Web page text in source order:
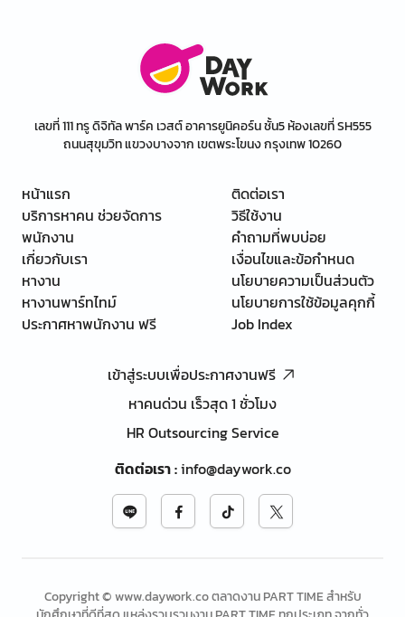
เลขที่ 111 ทรู ดิจิทัล พาร์ค เวสต์ อาคารยูนิคอร์น ชั้น5 ห้องเลขที่ SH555
ถนนสุขุมวิท แขวงบางจาก เขตพระโขนง กรุงเทพ 10260
หน้าแรก
บริการหาคน ช่วยจัดการ
พนักงาน
เกี่ยวกับเรา
หางาน
หางานพาร์ทไทม์
ประกาศหาพนักงาน ฟรี
ติดต่อเรา
วิธีใช้งาน
คำถามที่พบบ่อย
เงื่อนไขและข้อกำหนด
นโยบายความเป็นส่วนตัว
นโยบายการใช้ข้อมูลคุกกี้
Job Index
เข้าสู่ระบบเพื่อประกาศงานฟรี
หาคนด่วน เร็วสุด 1 ชั่วโมง
HR Outsourcing Service
ติดต่อเรา:info@daywork.co
Copyright © www.daywork.co ตลาดงาน PART TIME สำหรับ